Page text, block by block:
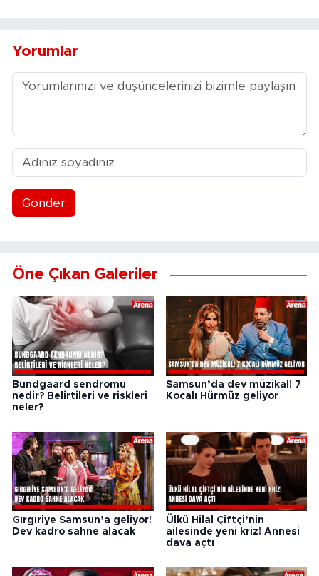
Yorumlar
Gönder
Öne Çıkan Galeriler
Bundgaard sendromu
nedir? Belirtileri ve riskleri
neler?
Samsun’da dev müzikal! 7
Kocalı Hürmüz geliyor
Gırgıriye Samsun’a geliyor!
Dev kadro sahne alacak
Ülkü Hilal Çiftçi’nin
ailesinde yeni kriz! Annesi
dava açtı